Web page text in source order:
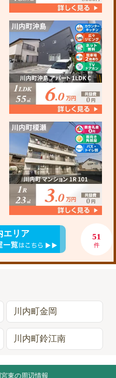
エリア 51
件
川内町金岡
川内町鈴江南
東の周辺情報